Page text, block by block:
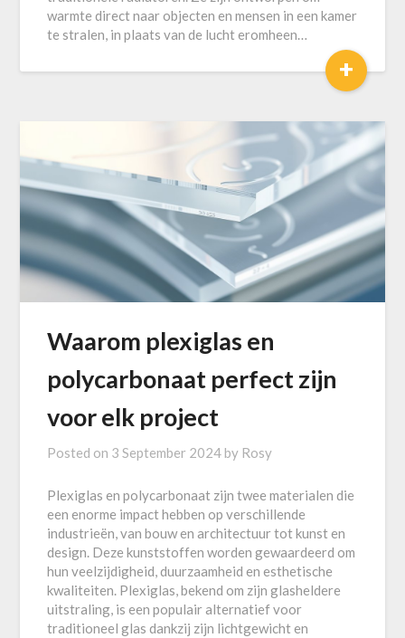
warmte direct naar objecten en mensen in een kamer
te stralen, in plaats van de lucht eromheen…
+
Waarom plexiglas en
polycarbonaat perfect zijn
voor elk project
Posted on 3 September 2024 by Rosy
Plexiglas en polycarbonaat zijn twee materialen die
een enorme impact hebben op verschillende
industrieën, van bouw en architectuur tot kunst en
design. Deze kunststoffen worden gewaardeerd om
hun veelzijdigheid, duurzaamheid en esthetische
kwaliteiten. Plexiglas, bekend om zijn glasheldere
uitstraling, is een populair alternatief voor
traditioneel glas dankzij zijn lichtgewicht en